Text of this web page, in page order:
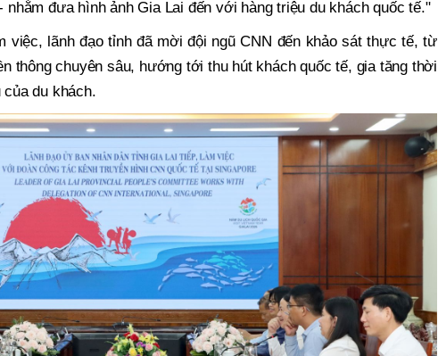
đưa hình ảnh Gia Lai đến với hàng triệu du khách quốc tế."
việc, lãnh đạo tỉnh đã mời đội ngũ CNN đến khảo sát thực tế, từ
thông chuyên sâu, hướng tới thu hút khách quốc tế, gia tăng thời
du khách.